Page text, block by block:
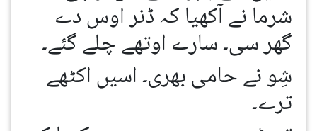
شرما نے آکھیا کہ ڈنر اوس دے
گھر سی۔ سارے اوتھے چلے گئے۔
شِو نے حامی بھری۔ اسیں اکٹھے
ترے۔